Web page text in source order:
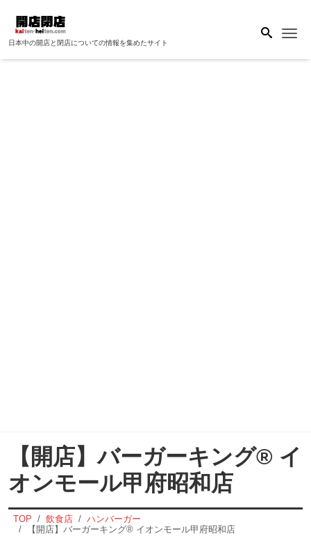
日本中の開店と閉店についての情報を集めたサイト
【開店】バーガーキング® イ
オンモール甲府昭和店
TOP 飲食店
ハンバーガー
【開店】バーガーキング® イオンモール甲府昭和店